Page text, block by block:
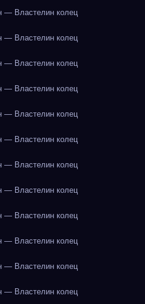
— Властелин колец
— Властелин колец
— Властелин колец
— Властелин колец
— Властелин колец
— Властелин колец
— Властелин колец
— Властелин колец
— Властелин колец
— Властелин колец
— Властелин колец
— Властелин колец